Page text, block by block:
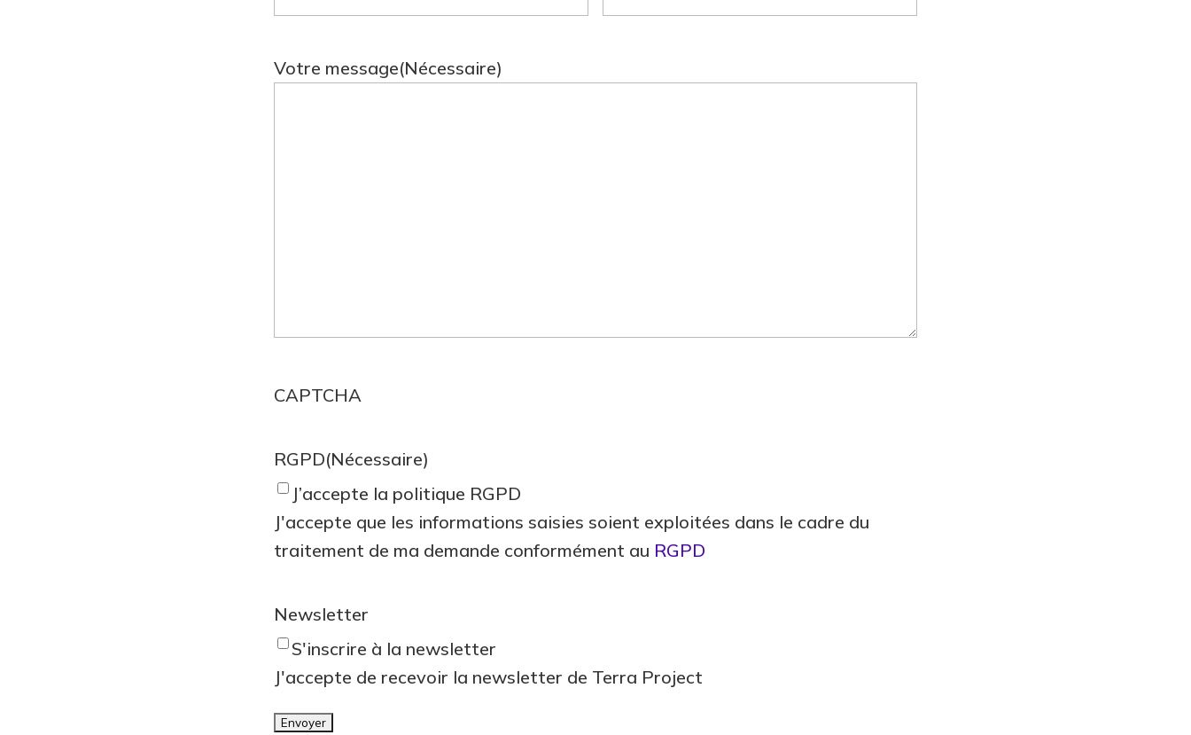
Votre message(Nécessaire)
CAPTCHA
RGPD(Nécessaire)
J’accepte la politique RGPD
J'accepte que les informations saisies soient exploitées dans le cadre du
traitement de ma demande conformément au RGPD
Newsletter
S'inscrire à la newsletter
J'accepte de recevoir la newsletter de Terra Project